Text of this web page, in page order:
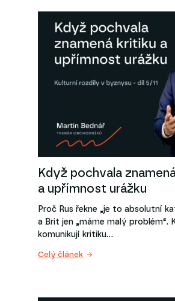
Když pochvala
a upřímnost urážku
Proč Rus řekne „je to absolutní
a Brit jen „máme malý problém“.
komunikují kritiku…
Celý článek